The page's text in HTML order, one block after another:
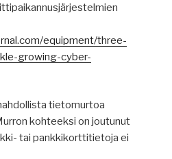
equipment/three-
growing-cyber-
tietomurtoa
kohteeksi on joutunut
tai pankkikorttitietoja ei